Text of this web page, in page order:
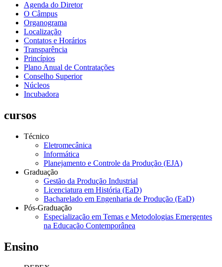
Agenda do Diretor
O Câmpus
Organograma
Localização
Contatos e Horários
Transparência
Princípios
Plano Anual de Contratações
Conselho Superior
Núcleos
Incubadora
cursos
Técnico
Eletromecânica
Informática
Planejamento e Controle da Produção (EJA)
Graduação
Gestão da Produção Industrial
Licenciatura em História (EaD)
Bacharelado em Engenharia de Produção (EaD)
Pós-Graduação
Especialização em Temas e Metodologias Emergentes
na Educação Contemporânea
Ensino